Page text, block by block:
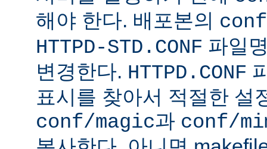
해야 한다. 배포본의 conf
HTTPD-STD.CONF 파일
변경한다. HTTPD.CONF
표시를 찾아서 적절한 설
conf/magic과 conf/